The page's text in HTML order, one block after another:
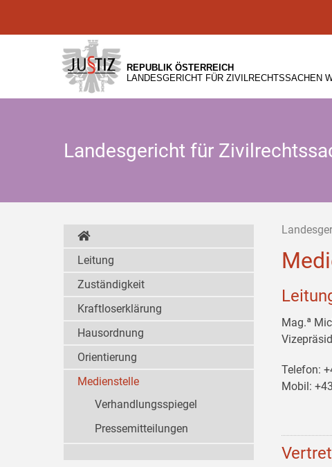
[1]
[2]
[3]
REPUBLIK ÖSTERREICH
LANDESGERICHT FÜR ZIVILRECHTSSACHEN
Landesgericht für
Mag.ª
Telefon:
Mobil:
Leitung
Zuständigkeit
Kraftloserklärung
Hausordnung
Orientierung
Medienstelle
Verhandlungsspiegel
Pressemitteilungen